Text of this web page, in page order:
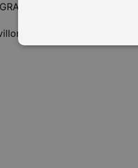
2021-Auswahl
Essentielle Cookies werden